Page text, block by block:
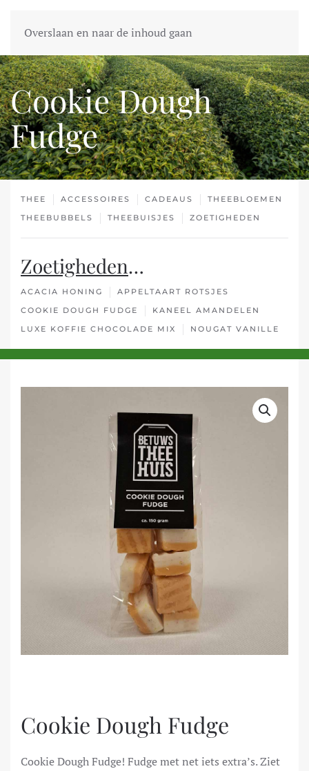
Overslaan en naar de inhoud gaan
Cookie Dough
Fudge
THEE ACCESSOIRES CADEAUS
THEEBLOEMEN
THEEBUBBELS
THEEBUISJES ZOETIGHEDEN
Zoetigheden…
ACACIA HONING
APPELTAART ROTSJES
COOKIE DOUGH FUDGE
KANEEL AMANDELEN
LUXE KOFFIE CHOCOLADE MIX
NOUGAT VANILLE
Cookie Dough Fudge
Cookie Dough Fudge! Fudge met net iets extra’s. Ziet